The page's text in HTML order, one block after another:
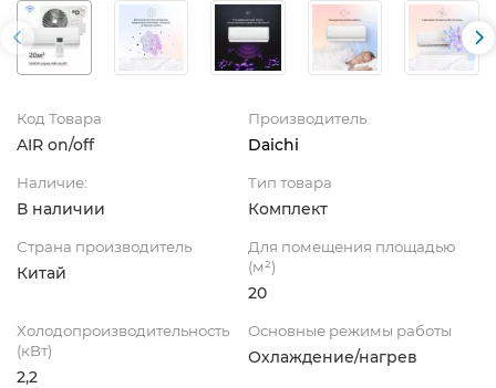
Код Товара
AIR on/off
Производитель
Daichi
Наличие:
В наличии
Тип товара
Комплект
Страна производитель
Китай
Для помещения площадью
(м²)
20
Холодопроизводительность
(кВт)
2,2
Основные режимы работы
Охлаждение/нагрев